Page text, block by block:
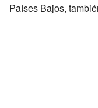
Países Bajos,